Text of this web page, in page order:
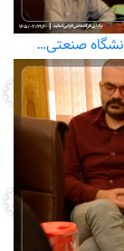
صنعتی…